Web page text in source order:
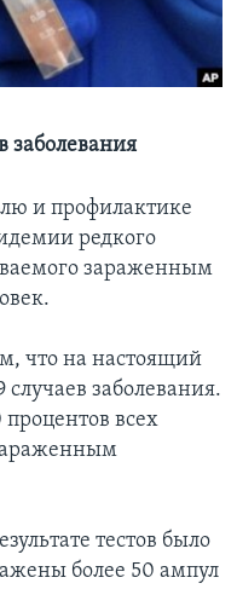
заболевания
и профилактике
редкого
зараженным
что на настоящий
заболевания.
всех
тестов было
более 50 ампул